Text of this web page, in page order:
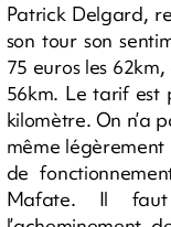
Patrick Delgard,
son tour son
75 euros les
56km. Le tarif est
kilomètre. On n’a
même légèrement
de
Mafate. Il